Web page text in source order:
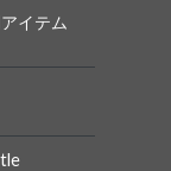
イテム